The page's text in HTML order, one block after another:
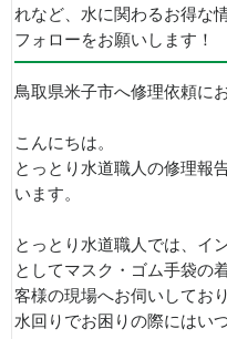
れなど、水に関わるお得な
フォローをお願いします！
鳥取県米子市へ修理依頼に
こんにちは。
とっとり水道職人の修理報
います。
とっとり水道職人では、イ
としてマスク・ゴム手袋の
客様の現場へお伺いしており
水回りでお困りの際にはい